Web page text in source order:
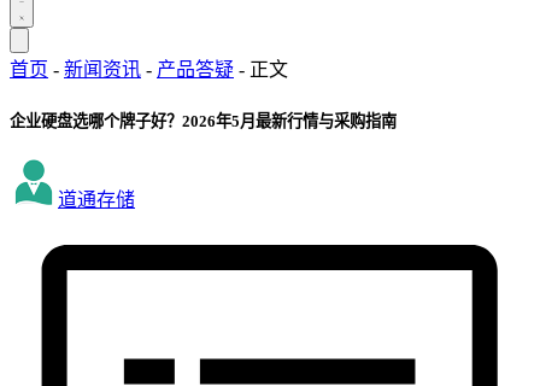
首页 - 新闻资讯 - 产品答疑 - 正文
企业硬盘选哪个牌子好？2026年5月最新行情与采购指南
道通存储